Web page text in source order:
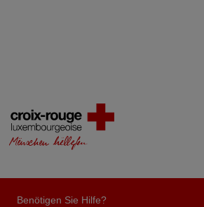
Benötigen Sie Hilfe?